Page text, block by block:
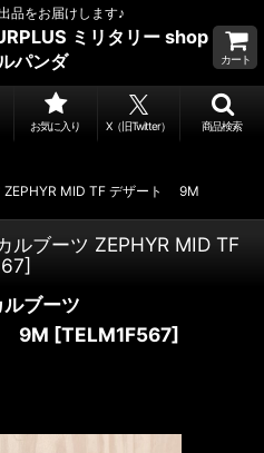
品をお届けします♪
ミリタリー shop
パンダ
カート
お気に入り X（旧Twitter） 商品検索
ZEPHYR MID TF デザート 9M
ルブーツ ZEPHYR MID TF
]
ブーツ
9M [TELM1F567]